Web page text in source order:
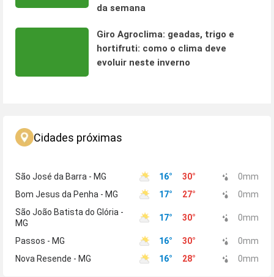
da semana
Giro Agroclima: geadas, trigo e
hortifruti: como o clima deve
evoluir neste inverno
Cidades próximas
São José da Barra - MG 16° 30° 0mm
Bom Jesus da Penha - MG
17° 27° 0mm
São João Batista do Glória -
MG
17° 30° 0mm
Passos - MG 16° 30° 0mm
Nova Resende - MG
16° 28° 0mm